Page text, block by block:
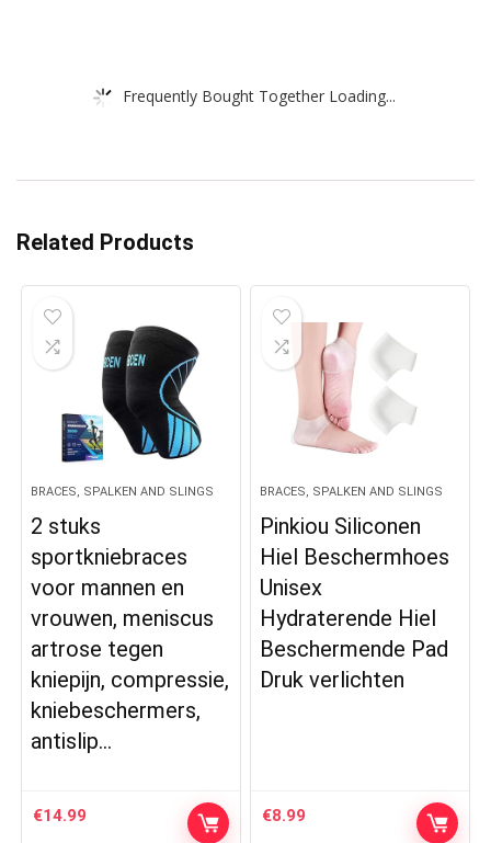
Frequently Bought Together Loading...
Related Products
BRACES, SPALKEN AND SLINGS
2 stuks
sportkniebraces
voor mannen en
vrouwen, meniscus
artrose tegen
kniepijn, compressie,
kniebeschermers,
antislip…
€14.99
BRACES, SPALKEN AND SLINGS
Pinkiou Siliconen
Hiel Beschermhoes
Unisex
Hydraterende Hiel
Beschermende Pad
Druk verlichten
€8.99